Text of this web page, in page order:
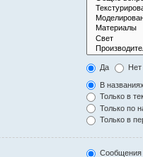
Да Нет
В
Только в
Только по
Только в
Сообщения